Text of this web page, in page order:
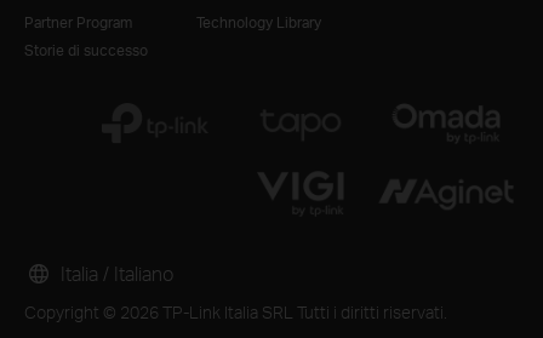
Partner Program
Storie di successo
Technology Library
Copyright © 2026 TP-Link Italia SRL Tutti i diritti riservati.
Italia / Italiano